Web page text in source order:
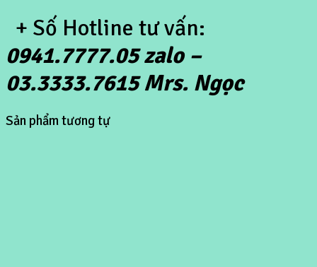
+ Số Hotline tư vấn:
0941.7777.05 zalo –
03.3333.7615 Mrs. Ngọc
Sản phẩm tương tự